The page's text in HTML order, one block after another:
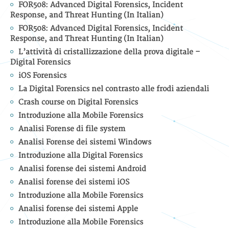
FOR508: Advanced Digital Forensics, Incident
Response, and Threat Hunting (In Italian)
FOR508: Advanced Digital Forensics, Incident
Response, and Threat Hunting (In Italian)
L’attività di cristallizzazione della prova digitale –
Digital Forensics
iOS Forensics
La Digital Forensics nel contrasto alle frodi aziendali
Crash course on Digital Forensics
Introduzione alla Mobile Forensics
Analisi Forense di file system
Analisi Forense dei sistemi Windows
Introduzione alla Digital Forensics
Analisi forense dei sistemi Android
Analisi forense dei sistemi iOS
Introduzione alla Mobile Forensics
Analisi forense dei sistemi Apple
Introduzione alla Mobile Forensics